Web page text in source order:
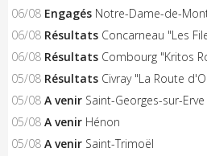
06/08 Engagés Notre-Dame-de-
06/08 Résultats Concarneau "Les
06/08 Résultats Combourg "Kritos
05/08 Résultats Civray "La Route
05/08 A venir Saint-Georges-sur-Erve
05/08 A venir Hénon
05/08 A venir Saint-Trimoël